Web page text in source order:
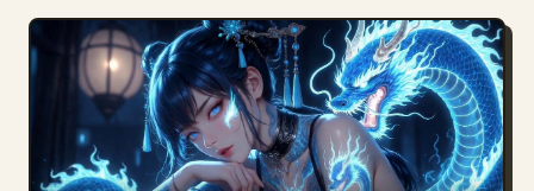
Prompts
Precios
Descargar